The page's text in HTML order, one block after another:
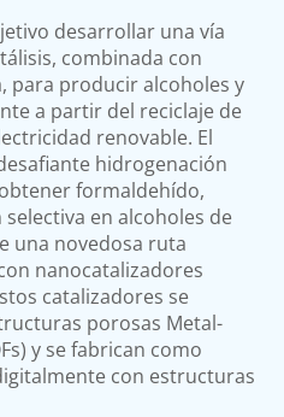
desarrollar una vía
combinada con
para producir alcoholes y
a partir del reciclaje de
renovable. El
hidrogenación
formaldehído,
en alcoholes de
una novedosa ruta
nanocatalizadores
catalizadores se
porosas Metal-
y se fabrican como
con estructuras